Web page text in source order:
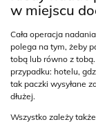
w miejscu
Cała operacja
polega na tym, żeby
tobą lub równo z
przypadku: hotelu,
tak paczki wysyłane
dłużej.
Wszystko zależy